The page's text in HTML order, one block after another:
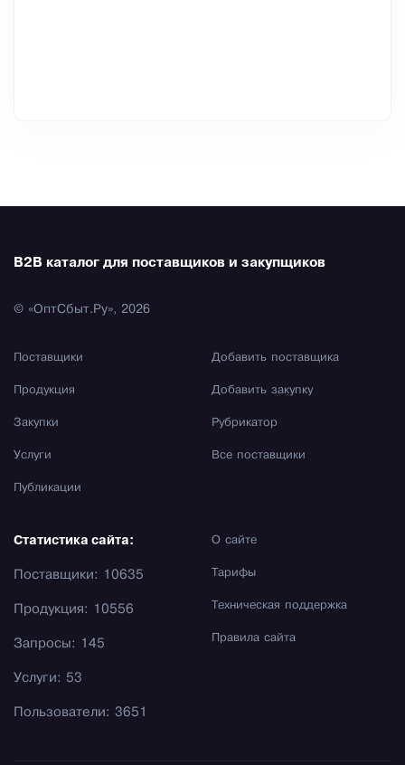
B2B каталог для поставщиков и закупщиков
© «ОптСбыт.Ру», 2026
Поставщики
Продукция
Закупки
Услуги
Публикации
Добавить поставщика
Добавить закупку
Рубрикатор
Все поставщики
О сайте
Тарифы
Техническая поддержка
Правила сайта
Статистика сайта:
Поставщики: 10635
Продукция: 10556
Запросы: 145
Услуги: 53
Пользователи: 3651